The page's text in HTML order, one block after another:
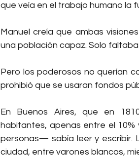
que veía en el trabajo humano la
Manuel creía que ambas
una población capaz. Solo
Pero los poderosos no querían
prohibió que se usaran fondos
En Buenos Aires, que en
habitantes, apenas entre el
personas— sabía leer y escribir.
ciudad, entre varones blancos,